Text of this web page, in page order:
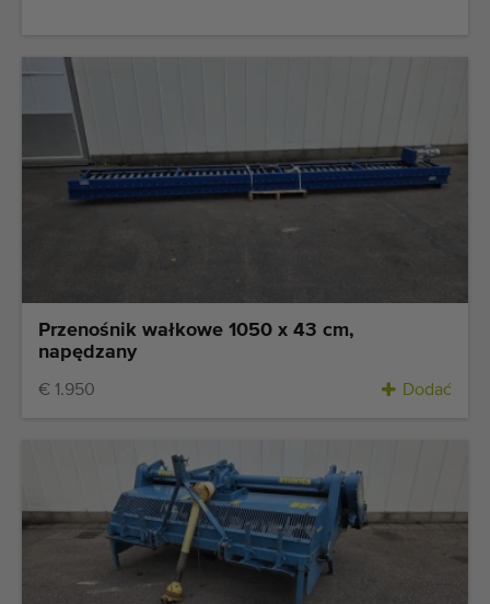
Przenośnik wałkowe 1050 x 43 cm,
napędzany
€ 1.950 Dodać